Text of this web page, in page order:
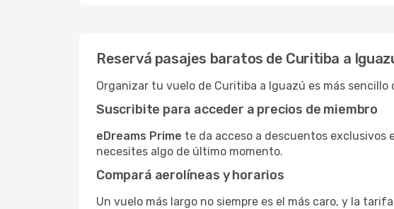
Reservá pasajes baratos de Curitiba a
Organizar tu vuelo de Curitiba a Iguazú es más
Suscribite para acceder a precios de miembro
eDreams Prime te da acceso a descuentos exclusivos
necesites algo de último momento.
Compará aerolíneas y horarios
Un vuelo más largo no siempre es el más caro, y la